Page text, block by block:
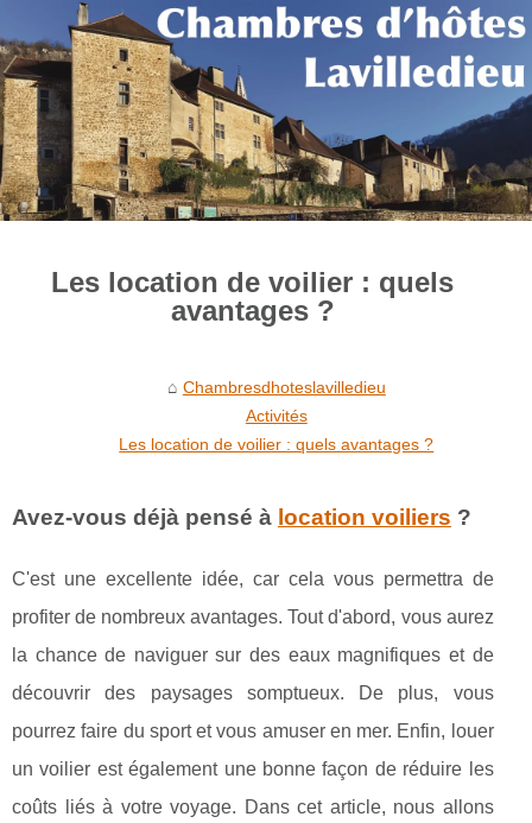
Les location de voilier : quels
avantages ?
Chambresdhoteslavilledieu
Activités
Les location de voilier : quels avantages ?
Avez-vous déjà pensé à location voiliers ?
C'est une excellente idée, car cela vous permettra de
profiter de nombreux avantages. Tout d'abord, vous aurez
la chance de naviguer sur des eaux magnifiques et de
découvrir des paysages somptueux. De plus, vous
pourrez faire du sport et vous amuser en mer. Enfin, louer
un voilier est également une bonne façon de réduire les
coûts liés à votre voyage. Dans cet article, nous allons